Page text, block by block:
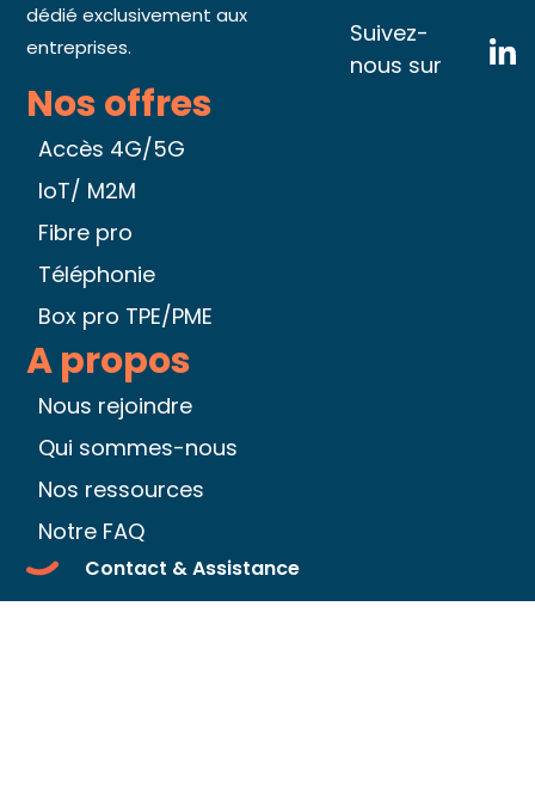
dédié exclusivement aux
entreprises.
Suivez-
nous sur
A propos
Nous rejoindre
Qui sommes-nous
Nos ressources
Notre FAQ
Nos offres
Accès 4G/5G
IoT/ M2M
Fibre pro
Téléphonie
Box pro TPE/PME
Contact & Assistance